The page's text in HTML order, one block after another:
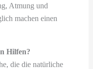
Atmung und
machen einen
Hilfen?
die die natürliche